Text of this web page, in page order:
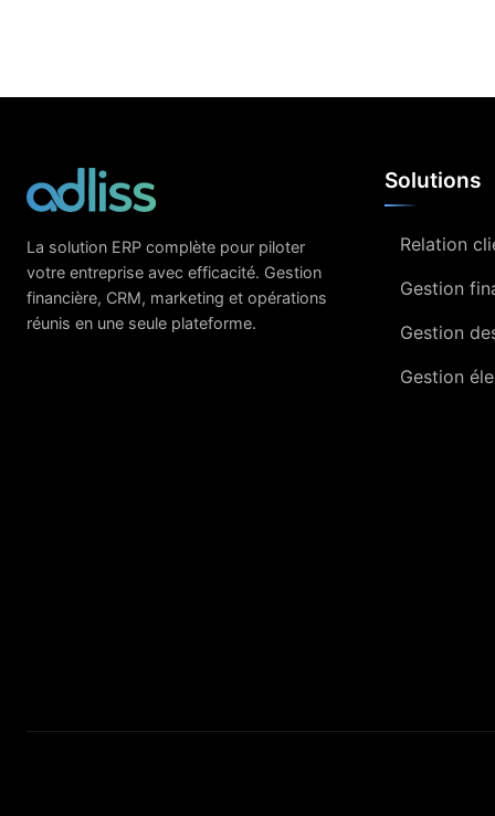
La solution ERP complète pour piloter
votre entreprise avec efficacité. Gestion
financière, CRM, marketing et opérations
réunis en une seule plateforme.
Solutions
Relation
Gestion
Gestion
Gestion